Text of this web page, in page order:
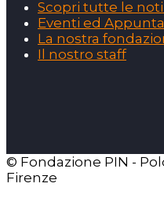
Scopri tutte le
Eventi ed
La nostra
Il nostro staff
© Fondazione PIN -
Firenze